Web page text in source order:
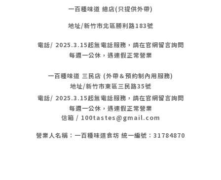
一百種味道 總店(只提供外帶)
地址/新竹市北區勝利路183號
電話/ 2025.3.15起無電話服務，請在官網留言詢問
每週一公休，遇連假正常營業
一百種味道 三民店 (外帶＆預約制內用服務)
地址/新竹市東區三民路35號
電話/ 2025.3.15起無電話服務，請在官網留言詢問
每週一公休，遇連假正常營業
信箱 / 100tastes@gmail.com
營業人名稱：一百種味道食坊 統一編號：31784870